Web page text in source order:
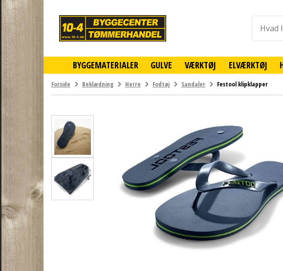
BYGGEMATERIALER GULVE VÆRKTØJ ELVÆRKTØJ
online
byggemarked
og
tømmerhandel
-
Forside Beklædning Herre Fodtøj Sandaler Festool klipklapper